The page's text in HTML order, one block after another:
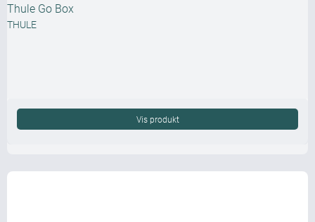
Thule Go Box
THULE
Vis produkt